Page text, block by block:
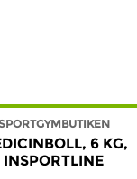
6 KG,
INSPORTLINE